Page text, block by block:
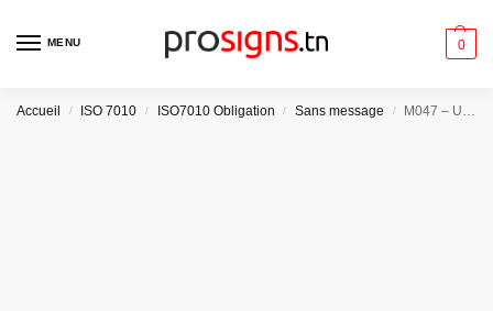
MENU 0
Accueil / ISO 7010 / ISO7010 Obligation / Sans message / M047 – Utiliser l’appareil respiratoire autonome